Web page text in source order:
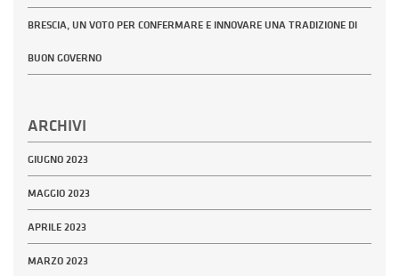
BRESCIA, UN VOTO PER CONFERMARE E INNOVARE UNA TRADIZIONE DI
BUON GOVERNO
ARCHIVI
GIUGNO 2023
MAGGIO 2023
APRILE 2023
MARZO 2023